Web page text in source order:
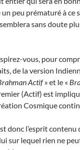
peu prématuré à ce
sans doute
vous, pour
de la version
Actif» et le «
(Actif) est
Cosmique
donc l’esprit contenu
sur lequel rien ne